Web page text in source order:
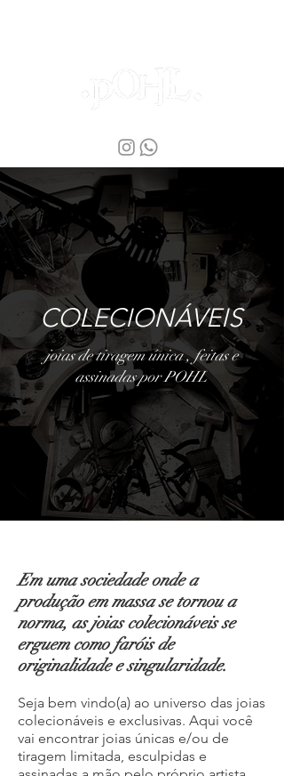
COLECIONÁVEIS
joias de tiragem única , feitas e
assinadas por POHL
Em uma sociedade onde a
produção em massa se tornou a
norma, as joias colecionáveis se
erguem como faróis de
originalidade e singularidade.
Seja bem vindo(a) ao universo das joias
colecionáveis e exclusivas. Aqui você
vai encontrar joias únicas e/ou de
tiragem limitada, esculpidas e